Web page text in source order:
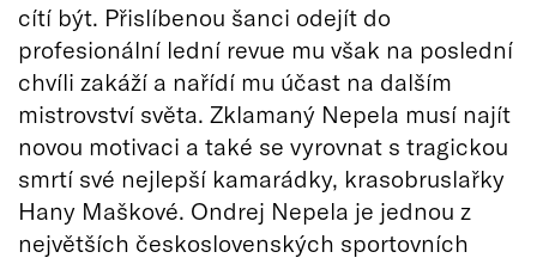
cítí být. Přislíbenou šanci odejít do
profesionální lední revue mu však na poslední
chvíli zakáží a nařídí mu účast na dalším
mistrovství světa. Zklamaný Nepela musí najít
novou motivaci a také se vyrovnat s tragickou
smrtí své nejlepší kamarádky, krasobruslařky
Hany Maškové. Ondrej Nepela je jednou z
největších československých sportovních